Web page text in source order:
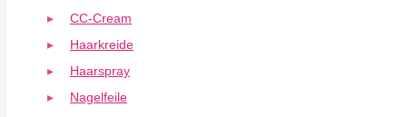
CC-Cream
Haarkreide
Haarspray
Nagelfeile